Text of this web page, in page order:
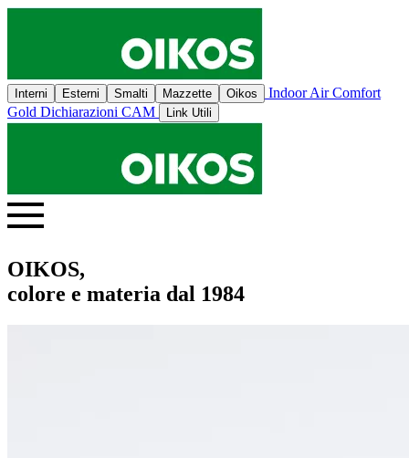
Interni Esterni Smalti Mazzette Oikos
Indoor Air Comfort
Gold Dichiarazioni CAM Link Utili
OIKOS,
colore e materia dal 1984